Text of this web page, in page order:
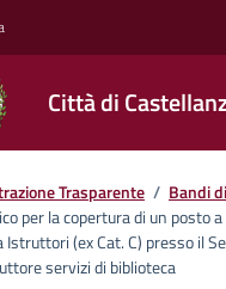
Città di
Trasparente / Bandi
per la copertura di un posto
(ex Cat. C) presso il
servizi di biblioteca